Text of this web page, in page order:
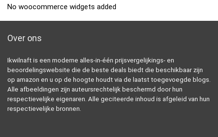
No woocommerce widgets added
Over ons
Ikwilnaft is een moderne alles-in-één prijsvergelijkings- en
beoordelingswebsite die de beste deals biedt die beschikbaar zijn
op amazon en u op de hoogte houdt via de laatst toegevoegde blogs.
Alle afbeeldingen zijn auteursrechtelijk beschermd door hun
respectievelijke eigenaren. Alle geciteerde inhoud is afgeleid van hun
respectievelijke bronnen.